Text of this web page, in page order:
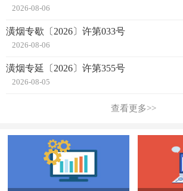
2026-08-06
潢烟专歇〔2026〕许第033号
2026-08-06
潢烟专延〔2026〕许第355号
2026-08-05
查看更多>>